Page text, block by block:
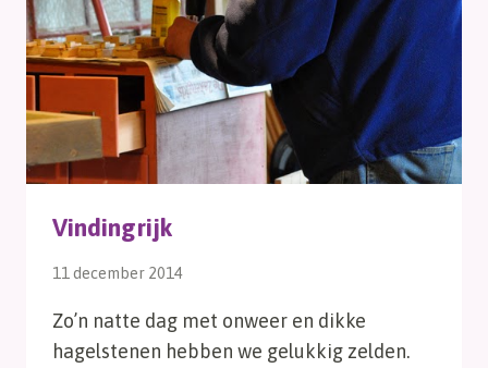
Vindingrijk
11 december 2014
Zo’n natte dag met onweer en dikke
hagelstenen hebben we gelukkig zelden.